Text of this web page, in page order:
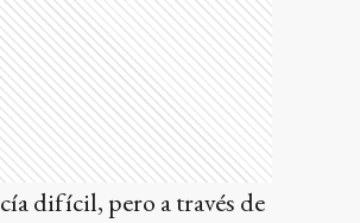
difícil, pero a través de